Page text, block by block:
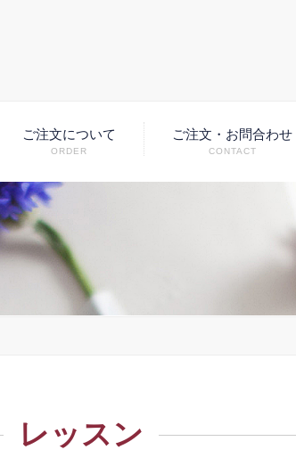
ご注文について
ORDER
ご注文・お問合わせ
CONTACT
レッスン